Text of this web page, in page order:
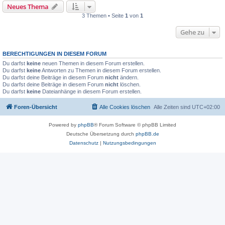
Neues Thema
3 Themen • Seite 1 von 1
Gehe zu
BERECHTIGUNGEN IN DIESEM FORUM
Du darfst keine neuen Themen in diesem Forum erstellen.
Du darfst keineAntworten zu Themen in diesem Forum erstellen.
Du darfst deine Beiträge in diesem Forum nicht ändern.
Du darfst deine Beiträge in diesem Forum nicht löschen.
Du darfst keine Dateianhänge in diesem Forum erstellen.
Foren-Übersicht Alle Zeiten sind UTC+02:00
Alle Cookies löschen
Powered by phpBB® Forum Software © phpBB Limited
Deutsche Übersetzung durch phpBB.de
Datenschutz| Nutzungsbedingungen